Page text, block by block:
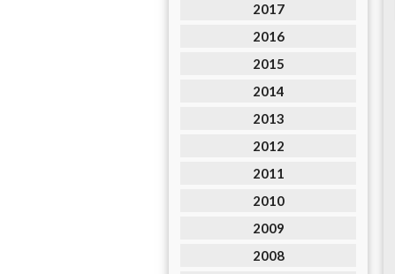
2017
2016
2015
2014
2013
2012
2011
2010
2009
2008